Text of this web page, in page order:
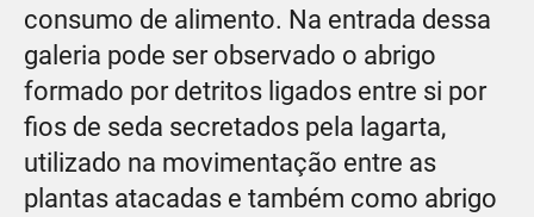
consumo de alimento. Na entrada dessa
galeria pode ser observado o abrigo
formado por detritos ligados entre si por
fios de seda secretados pela lagarta,
utilizado na movimentação entre as
plantas atacadas e também como abrigo